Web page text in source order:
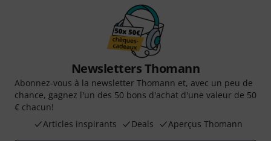
Newsletters Thomann
Abonnez-vous à la newsletter Thomann et, avec un peu de
chance, gagnez l'un des 50 bons d'achat d'une valeur de 50
€ chacun!
Articles inspirants
Deals Aperçus Thomann